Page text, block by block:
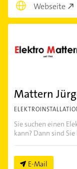
Webseite
Mattern
Sie suchen einen
kann? Dann sind
E-Mail